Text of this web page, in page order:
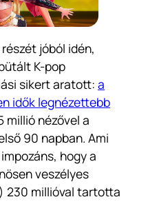
jóból idén,
K-pop
sikert aratott: a
idők legnézettebb
millió nézővel a
90 napban. Ami
hogy a
veszélyes
) 230 millióval tartotta